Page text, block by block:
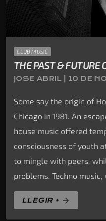
CLUB MUSIC
THE PAST & FUTURE
JOSE ABRIL | 10 DE
Some say the origin of
Chicago in 1981. An
house music offered
consciousness of youth
to mingle with peers,
problems. Techno
LLEGIR + arrow_forward